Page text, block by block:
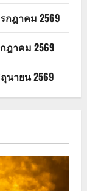
กฎาคม 2569
ฎาคม 2569
นายน 2569